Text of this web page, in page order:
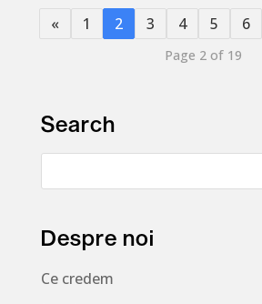
« 1 2 3 4 5 6
Page 2 of 19
Search
Despre noi
Ce credem